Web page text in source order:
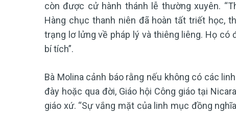
còn được cử hành thánh lễ thường xuyên.
Hàng chục thanh niên đã hoàn tất triết học,
trạng lơ lửng về pháp lý và thiêng liêng. Họ có
bí tích”.
Bà Molina cảnh báo rằng nếu không có các
đày hoặc qua đời, Giáo hội Công giáo tại
giáo xứ. “Sự vắng mặt của linh mục đồng